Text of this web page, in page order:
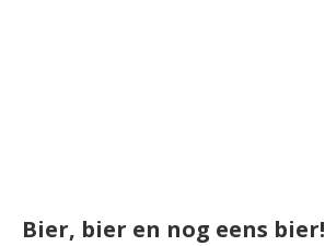
Bier, bier en nog eens bier!